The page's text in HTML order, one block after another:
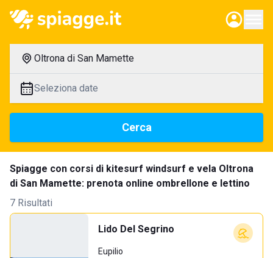
Oltrona di San Mamette
Seleziona date
Cerca
Spiagge con corsi di kitesurf windsurf e vela Oltrona
di San Mamette: prenota online ombrellone e lettino
7 Risultati
Lido Del Segrino
Eupilio